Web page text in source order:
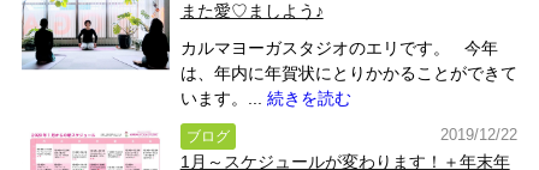
また愛♡ましよう♪
カルマヨーガスタジオのエリです。 今年
は、年内に年賀状にとりかかることができて
います。... 続きを読む
ブログ 2019/12/22
1月～スケジュールが変わります！＋年末年